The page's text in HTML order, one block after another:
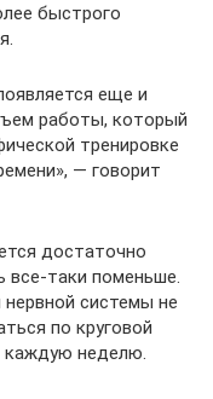
быстрого
еще и
работы, который
тренировке
— говорит
достаточно
все-таки поменьше.
системы не
по круговой
каждую неделю.